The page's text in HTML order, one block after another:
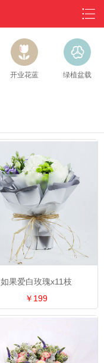
开业花蓝 绿植盆载
如果爱白玫瑰x11枝
￥199